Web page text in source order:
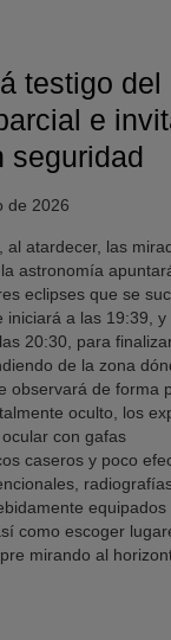
testigo del
e
seguridad
de 2026
al atardecer, las
astronomía
eclipses que se
a las 19:39, y
20:30, para
de la zona
observará de forma
oculto, los
con gafas
caseros y poco
equipados
como escoger
mirando al